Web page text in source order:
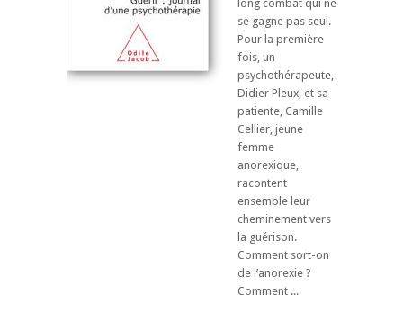
long combat qui ne
se gagne pas seul.
Pour la première
fois, un
psychothérapeute,
Didier Pleux, et sa
patiente, Camille
Cellier, jeune
femme
anorexique,
racontent
ensemble leur
cheminement vers
la guérison.
Comment sort-on
de l’anorexie ?
Comment ...